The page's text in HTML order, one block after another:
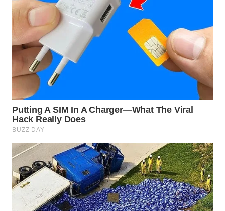
INDRAMAYU
WN
KUNINGAN
WN
MAJALENGKA
WN
SUBANG
WN
SUKABUMI
PURWAKARTA